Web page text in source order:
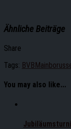
Ähnliche Beiträge
Share
Tags: BVB
You may also like...